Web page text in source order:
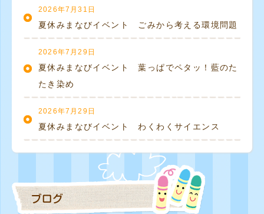
2026年7月31日
夏休みまなびイベント ごみから考える環境問題
2026年7月29日
夏休みまなびイベント 葉っぱでペタッ！藍のた
たき染め
2026年7月29日
夏休みまなびイベント わくわくサイエンス